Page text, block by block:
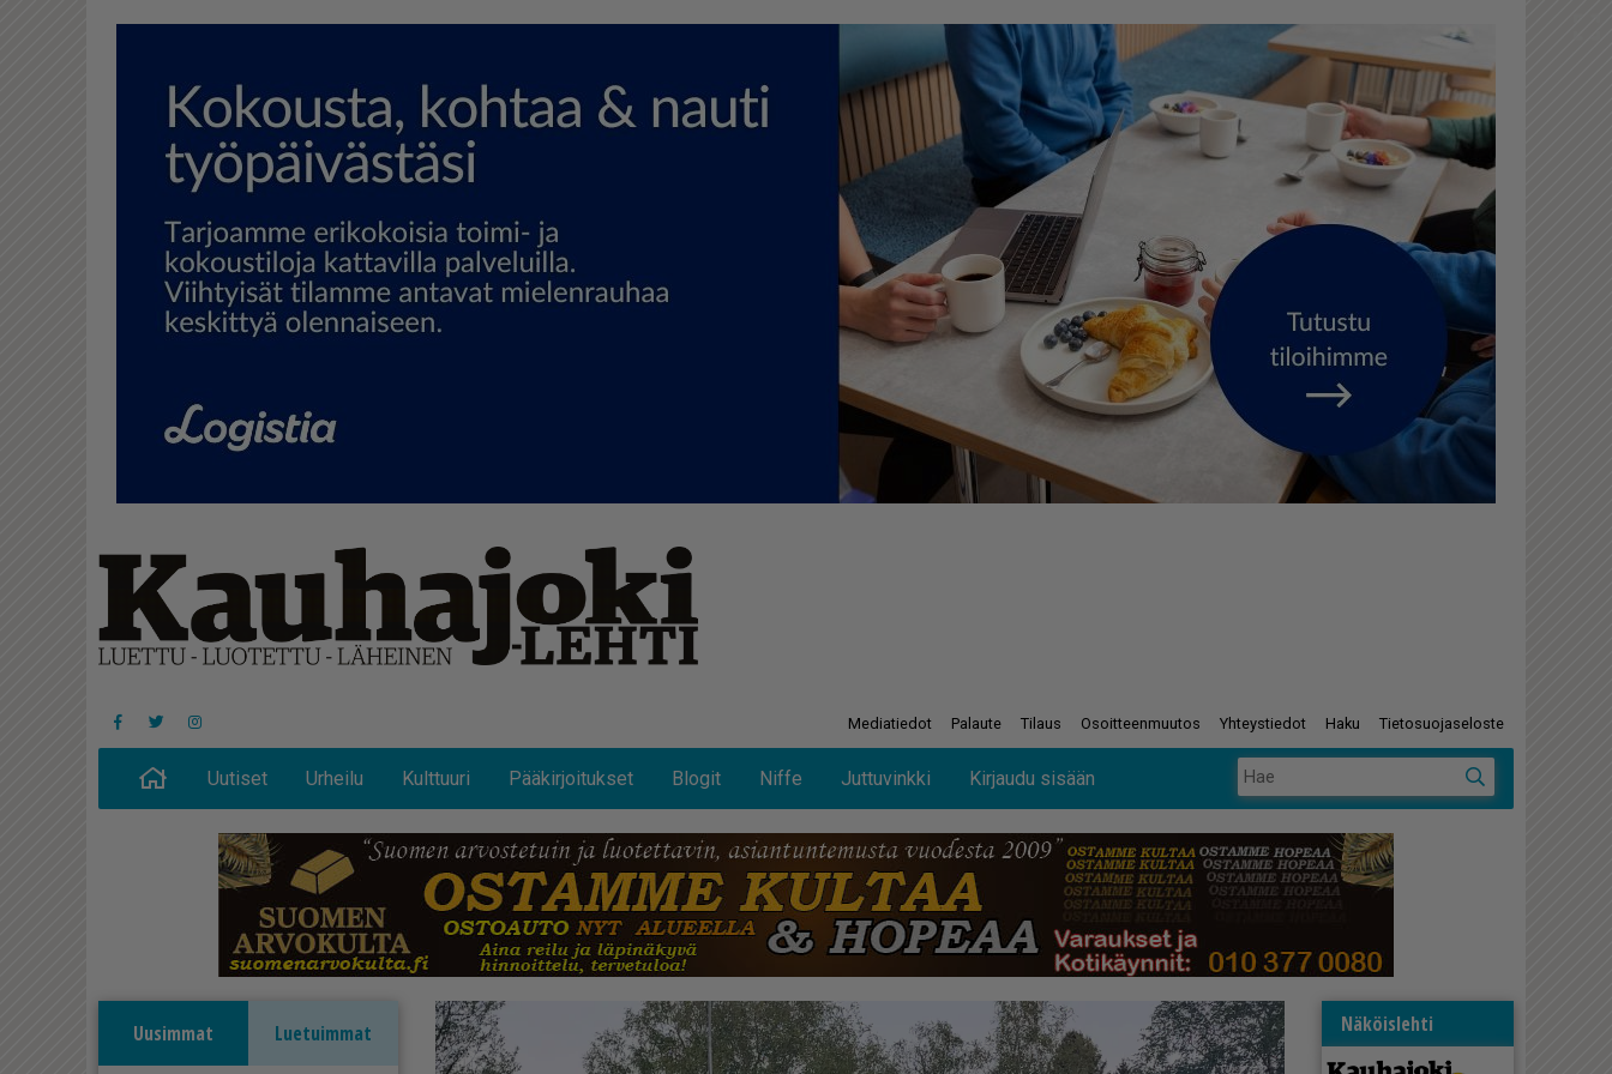
Mediatiedot Palaute Tilaus Osoitteenmuutos Yhteystiedot Haku Tietosuojaseloste
Uutiset Urheilu Kulttuuri Pääkirjoitukset Blogit Niffe Juttuvinkki Kirjaudu sisään
Uusimmat Luetuimmat Näköislehti